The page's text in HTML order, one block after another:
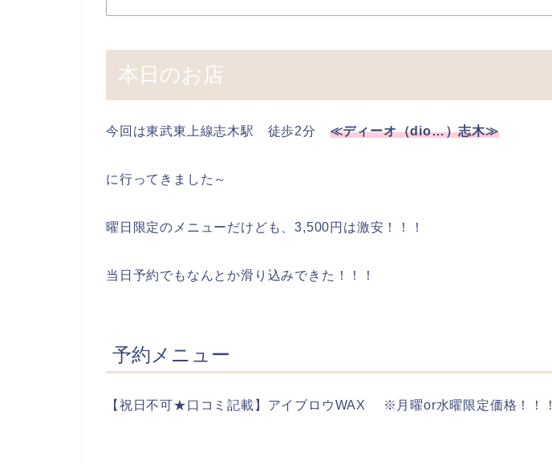
本日のお店
今回は東武東上線志木駅 徒歩2分 ≪ディーオ（dio…）志木≫
に行ってきました～
曜日限定のメニューだけども、3,500円は激安！！！
当日予約でもなんとか滑り込みできた！！！
予約メニュー
【祝日不可★口コミ記載】アイブロウWAX ※月曜or水曜限定価格！！！